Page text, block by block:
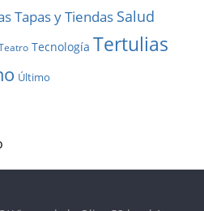
Tapas y Tiendas Salud
Tecnología Tertulias
Último